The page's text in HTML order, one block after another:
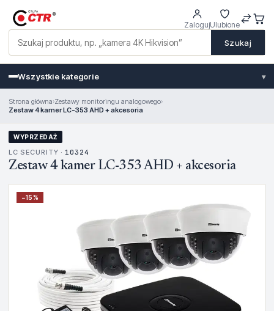
Szukaj
ZalogujUlubione
Wszystkie kategorie ▾
Strona główna›Zestawy monitoringu analogowego›
Zestaw 4 kamer LC-353 AHD + akcesoria
WYPRZEDAŻ
LC SECURITY · 10324
Zestaw 4 kamer LC-353 AHD + akcesoria
−15%